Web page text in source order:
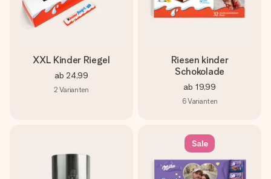
XXL Kinder Riegel
ab 24,99
2 Varianten
Riesen kinder
Schokolade
ab 19,99
6Varianten
Sale